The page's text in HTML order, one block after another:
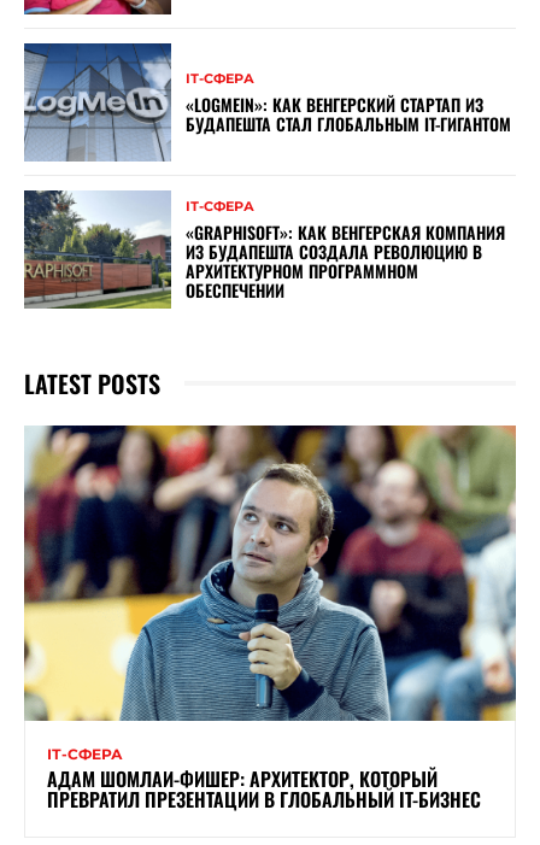
ІТ-СФЕРА
«LOGMEIN»: КАК ВЕНГЕРСКИЙ СТАРТАП ИЗ
БУДАПЕШТА СТАЛ ГЛОБАЛЬНЫМ IT-ГИГАНТОМ
ІТ-СФЕРА
«GRAPHISOFT»: КАК ВЕНГЕРСКАЯ КОМПАНИЯ
ИЗ БУДАПЕШТА СОЗДАЛА РЕВОЛЮЦИЮ В
АРХИТЕКТУРНОМ ПРОГРАММНОМ
ОБЕСПЕЧЕНИИ
LATEST POSTS
ІТ-СФЕРА
АДАМ ШОМЛАИ-ФИШЕР: АРХИТЕКТОР, КОТОРЫЙ
ПРЕВРАТИЛ ПРЕЗЕНТАЦИИ В ГЛОБАЛЬНЫЙ IT-БИЗНЕС